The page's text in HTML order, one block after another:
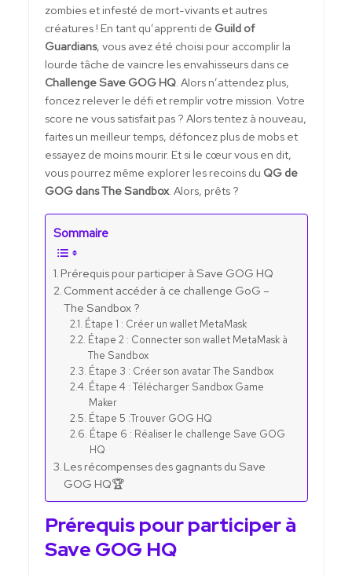
zombies et infesté de mort-vivants et autres
créatures ! En tant qu’apprenti de Guild of
Guardians, vous avez été choisi pour accomplir la
lourde tâche de vaincre les envahisseurs dans ce
Challenge Save GOG HQ. Alors n’attendez plus,
foncez relever le défi et remplir votre mission. Votre
score ne vous satisfait pas ? Alors tentez à nouveau,
faites un meilleur temps, défoncez plus de mobs et
essayez de moins mourir. Et si le cœur vous en dit,
vous pourrez même explorer les recoins du QG de
GOG dans The Sandbox. Alors, prêts ?
Sommaire
Prérequis pour participer à Save GOG HQ
Comment accéder à ce challenge GoG –
The Sandbox ?
Étape 1 : Créer un wallet MetaMask
Étape 2 : Connecter son wallet MetaMask à
The Sandbox
Étape 3 : Créer son avatar The Sandbox
Étape 4 : Télécharger Sandbox Game
Maker
Étape 5 :Trouver GOG HQ
Étape 6 : Réaliser le challenge Save GOG
HQ
Les récompenses des gagnants du Save
GOG HQ🏆
Prérequis pour participer à
Save GOG HQ